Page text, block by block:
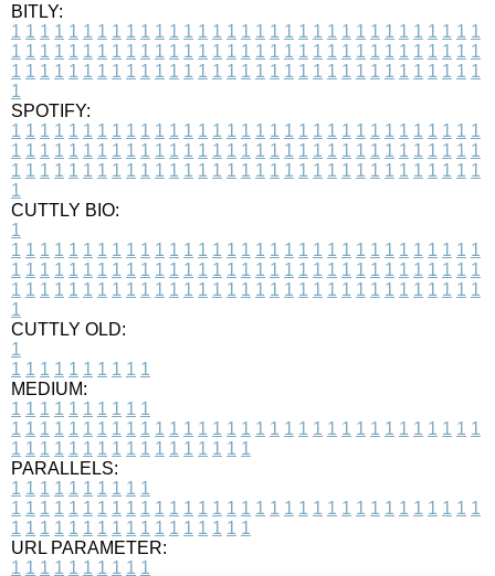
BITLY:
1 1 1 1 1 1 1 1 1 1 1 1 1 1 1 1 1 1 1 1 1 1 1 1 1 1 1 1 1 1 1 1 1
1 1 1 1 1 1 1 1 1 1 1 1 1 1 1 1 1 1 1 1 1 1 1 1 1 1 1 1 1 1 1 1 1
1 1 1 1 1 1 1 1 1 1 1 1 1 1 1 1 1 1 1 1 1 1 1 1 1 1 1 1 1 1 1 1 1
1
SPOTIFY:
1 1 1 1 1 1 1 1 1 1 1 1 1 1 1 1 1 1 1 1 1 1 1 1 1 1 1 1 1 1 1 1 1
1 1 1 1 1 1 1 1 1 1 1 1 1 1 1 1 1 1 1 1 1 1 1 1 1 1 1 1 1 1 1 1 1
1 1 1 1 1 1 1 1 1 1 1 1 1 1 1 1 1 1 1 1 1 1 1 1 1 1 1 1 1 1 1 1 1
1
CUTTLY BIO:
1
1 1 1 1 1 1 1 1 1 1 1 1 1 1 1 1 1 1 1 1 1 1 1 1 1 1 1 1 1 1 1 1 1
1 1 1 1 1 1 1 1 1 1 1 1 1 1 1 1 1 1 1 1 1 1 1 1 1 1 1 1 1 1 1 1 1
1 1 1 1 1 1 1 1 1 1 1 1 1 1 1 1 1 1 1 1 1 1 1 1 1 1 1 1 1 1 1 1 1
1
CUTTLY OLD:
1
1 1 1 1 1 1 1 1 1 1
MEDIUM:
1 1 1 1 1 1 1 1 1 1
1 1 1 1 1 1 1 1 1 1 1 1 1 1 1 1 1 1 1 1 1 1 1 1 1 1 1 1 1 1 1 1 1
1 1 1 1 1 1 1 1 1 1 1 1 1 1 1 1 1
PARALLELS:
1 1 1 1 1 1 1 1 1 1
1 1 1 1 1 1 1 1 1 1 1 1 1 1 1 1 1 1 1 1 1 1 1 1 1 1 1 1 1 1 1 1 1
1 1 1 1 1 1 1 1 1 1 1 1 1 1 1 1 1
URL PARAMETER:
1 1 1 1 1 1 1 1 1 1